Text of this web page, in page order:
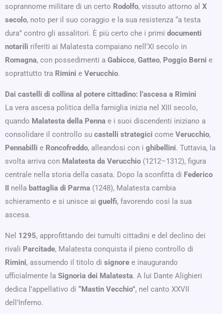
soprannome militare di un certo Rodolfo, vissuto attorno al X
secolo, noto per il suo coraggio e la sua resistenza “a testa
dura” contro gli assalitori. È più certo che i primi documenti
notarili riferiti ai Malatesta compaiano nell’XI secolo in
Romagna, con possedimenti a Gabicce, Gatteo, Poggio Berni e
soprattutto tra Rimini e Verucchio.
Dai castelli di collina al potere cittadino: l’ascesa a Rimini
La vera ascesa politica della famiglia inizia nel XIII secolo,
quando Malatesta della Penna e i suoi discendenti iniziano a
consolidare il controllo su castelli strategici come Verucchio,
Pennabilli e Roncofreddo, alleandosi con i ghibellini. Tuttavia, la
svolta arriva con Malatesta da Verucchio (1212–1312), figura
centrale nella storia della casata. Dopo la sconfitta di Federico
II nella battaglia di Parma (1248), Malatesta cambia
schieramento e si unisce ai guelfi, favorendo così la sua
ascesa.
Nel 1295, approfittando dei tumulti cittadini e del declino dei
rivali Parcitade, Malatesta conquista il pieno controllo di
Rimini, assumendo il titolo di signore e inaugurando
ufficialmente la Signoria dei Malatesta. A lui Dante Alighieri
dedica l’appellativo di “Mastin Vecchio”, nel canto XXVII
dell’Inferno.